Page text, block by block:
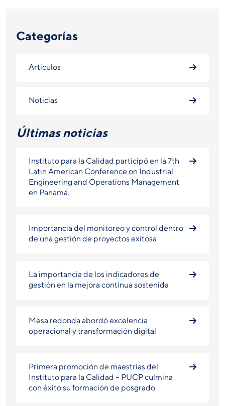
Categorías
Articulos
Noticias
Últimas noticias
Instituto para la Calidad participó en la 7th
Latin American Conference on Industrial
Engineering and Operations Management
en Panamá.
Importancia del monitoreo y control dentro
de una gestión de proyectos exitosa
La importancia de los indicadores de
gestión en la mejora continua sostenida
Mesa redonda abordó excelencia
operacional y transformación digital
Primera promoción de maestrías del
Instituto para la Calidad – PUCP culmina
con éxito su formación de posgrado